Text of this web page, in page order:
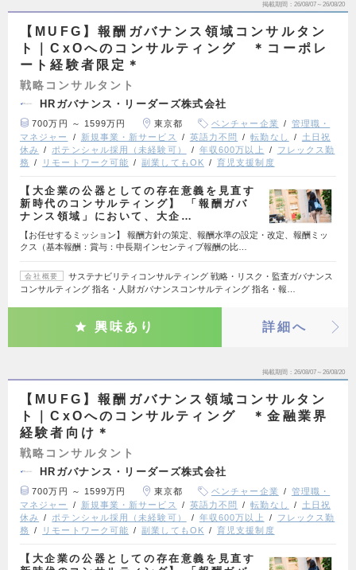
掲載期間 26/08/07～26/08/20
【MUFG】報酬ガバナンス領域コンサルタン
ト｜CxOへのコンサルティング ＊コーポレ
ート経験者限定＊
戦略コンサルタント
HRガバナンス・リーダーズ株式会社
700万円 ～ 1599万円 東京都 ベンチャー企業
管理職・
マネジャー
新規事業・新サービス 英語力不問 転勤なし
土日祝
休み
ポテンシャル採用（未経験可） 年収600万以上
フレックス勤
務
リモートワーク可能 副業してもOK 育児支援制度
【大企業の公器としての存在意義を見直す
新時代のコンサルティング】 「報酬ガバ
ナンス領域」において、大企…
【お任せするミッション】 報酬方針の策定、報酬水準の設定・改定、報酬ミッ
クス（基本報酬：賞与：中長期インセンティブ報酬の比…
会社概要
サステナビリティコンサルティング 戦略・リスク・監査ガバナンス
コンサルティング 指名・人財ガバナンスコンサルティング 指名・報…
興味あり 詳細へ
掲載期間 26/08/07～26/08/20
【MUFG】報酬ガバナンス領域コンサルタン
ト｜CxOへのコンサルティング ＊金融業界
経験者向け＊
戦略コンサルタント
HRガバナンス・リーダーズ株式会社
700万円 ～ 1599万円 東京都 ベンチャー企業
管理職・
マネジャー
新規事業・新サービス 英語力不問 転勤なし
土日祝
休み
ポテンシャル採用（未経験可） 年収600万以上
フレックス勤
務
リモートワーク可能 副業してもOK 育児支援制度
【大企業の公器としての存在意義を見直す